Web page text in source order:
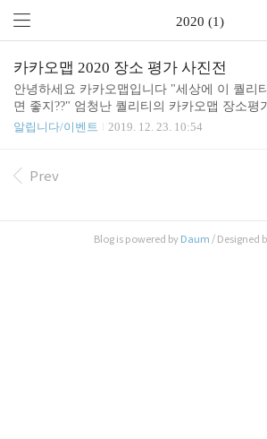
2020 (1)
카카오맵 2020 장소 평가 사진전
안녕하세요 카카오맵입니다 "세상에 이 퀄리
면 좋지??" 엄청난 퀄리티의 카카오맵 장소평
을 본 카카오맵 담당자의 단말마에서 시작된
하는 마음으로 여러분에게 소개합니다. 눈 호
알립니다/이벤트 2019. 12. 23. 10:54
Prev
Blog is powered by Daum / Designed